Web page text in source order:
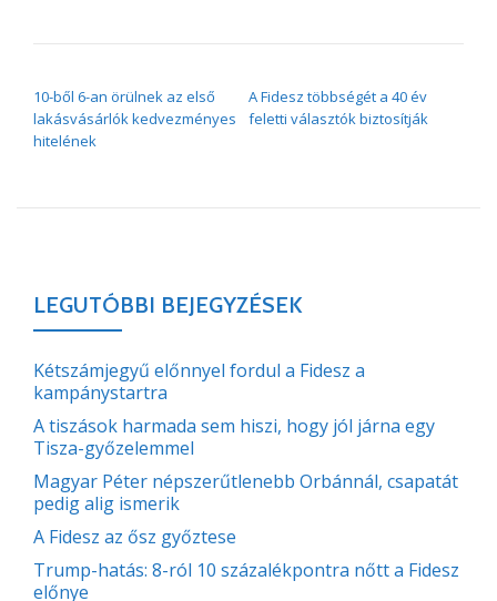
10-ből 6-an örülnek az első
lakásvásárlók kedvezményes
hitelének
A Fidesz többségét a 40 év
feletti választók biztosítják
LEGUTÓBBI BEJEGYZÉSEK
Kétszámjegyű előnnyel fordul a Fidesz a
kampánystartra
A tiszások harmada sem hiszi, hogy jól járna egy
Tisza-győzelemmel
Magyar Péter népszerűtlenebb Orbánnál, csapatát
pedig alig ismerik
A Fidesz az ősz győztese
Trump-hatás: 8-ról 10 százalékpontra nőtt a Fidesz
előnye